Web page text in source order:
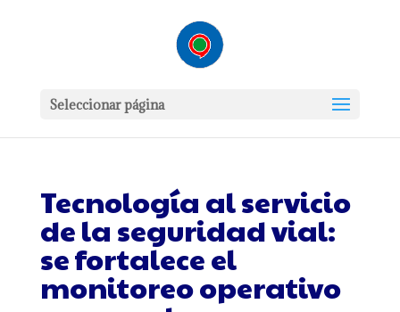
Seleccionar página
Tecnología al servicio
de la seguridad vial:
se fortalece el
monitoreo operativo